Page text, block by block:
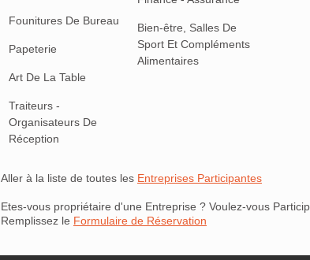
Founitures De Bureau
Papeterie
Art De La Table
Traiteurs -
Organisateurs De
Réception
Bien-être, Salles De
Sport Et Compléments
Alimentaires
Aller à la liste de toutes les Entreprises Participantes
Etes-vous propriétaire d'une Entreprise ? Voulez-vous
Remplissez le Formulaire de Réservation